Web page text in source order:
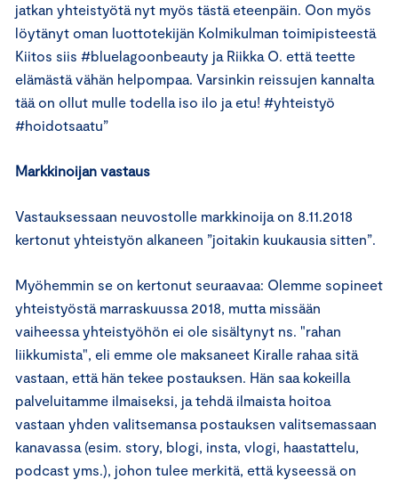
jatkan yhteistyötä nyt myös tästä eteenpäin. Oon myös
löytänyt oman luottotekijän Kolmikulman toimipisteestä
Kiitos siis #bluelagoonbeauty ja Riikka O. että teette
elämästä vähän helpompaa. Varsinkin reissujen kannalta
tää on ollut mulle todella iso ilo ja etu! #yhteistyö
#hoidotsaatu”
Markkinoijan vastaus
Vastauksessaan neuvostolle markkinoija on 8.11.2018
kertonut yhteistyön alkaneen ”joitakin kuukausia sitten”.
Myöhemmin se on kertonut seuraavaa: Olemme sopineet
yhteistyöstä marraskuussa 2018, mutta missään
vaiheessa yhteistyöhön ei ole sisältynyt ns. "rahan
liikkumista", eli emme ole maksaneet Kiralle rahaa sitä
vastaan, että hän tekee postauksen. Hän saa kokeilla
palveluitamme ilmaiseksi, ja tehdä ilmaista hoitoa
vastaan yhden valitsemansa postauksen valitsemassaan
kanavassa (esim. story, blogi, insta, vlogi, haastattelu,
podcast yms.), johon tulee merkitä, että kyseessä on